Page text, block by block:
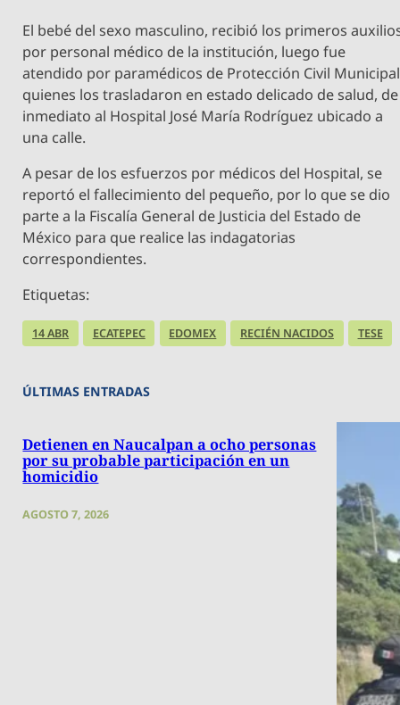
El bebé del sexo masculino, recibió los primeros
por personal médico de la institución, luego fue
atendido por paramédicos de Protección Civil Municipal
quienes los trasladaron en estado delicado de salud, de
inmediato al Hospital José María Rodríguez ubicado a
una calle.
A pesar de los esfuerzos por médicos del Hospital, se
reportó el fallecimiento del pequeño, por lo que se dio
parte a la Fiscalía General de Justicia del Estado de
México para que realice las indagatorias
correspondientes.
Etiquetas:
14 ABR ECATEPEC EDOMEX RECIÉN NACIDOS TESE
ÚLTIMAS ENTRADAS
Detienen en Naucalpan a ocho personas
por su probable participación en un
homicidio
AGOSTO 7, 2026